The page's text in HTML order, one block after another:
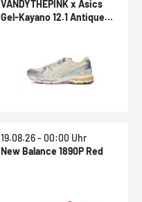
VANDYTHEPINK x Asics
Gel-Kayano 12.1 Antique
19.08.26 - 00:00 Uhr
New Balance 1890P Red